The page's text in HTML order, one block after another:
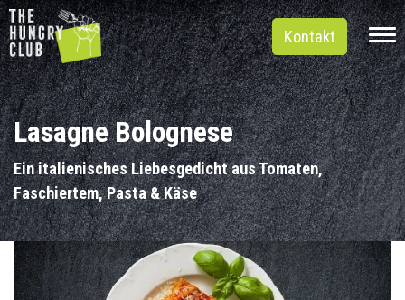
Kontakt
Lasagne Bolognese
Ein italienisches Liebesgedicht aus Tomaten,
Faschiertem, Pasta & Käse